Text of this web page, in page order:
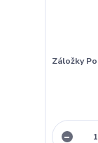
Záložky